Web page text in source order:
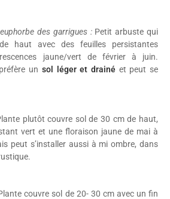
des garrigues :Petit arbuste qui
haut avec des feuilles persistantes
jaune/vert de février à juin.
un sol léger et drainéet peut se
plutôt couvre sol de 30 cm de haut,
vert et une floraison jaune de mai à
peut s’installer aussi à mi ombre, dans
couvre sol de 20- 30 cm avec un fin